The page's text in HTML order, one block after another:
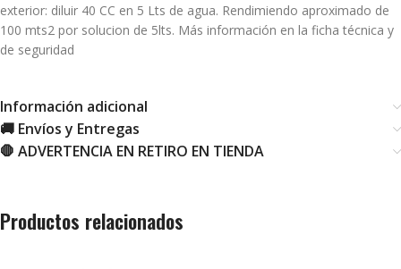
exterior: diluir 40 CC en 5 Lts de agua. Rendimiendo aproximado de
100 mts2 por solucion de 5lts. Más información en la ficha técnica y
de seguridad
Información adicional
🚚 Envíos y Entregas
🛑 ADVERTENCIA EN RETIRO EN TIENDA
Productos relacionados